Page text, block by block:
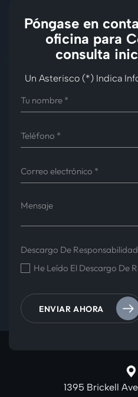
Póngase en
oficina para
consulta
Un Asterisco (*) Indica
Descargo De Responsabilidad
He Leído El Descargo De
1395 Brickell